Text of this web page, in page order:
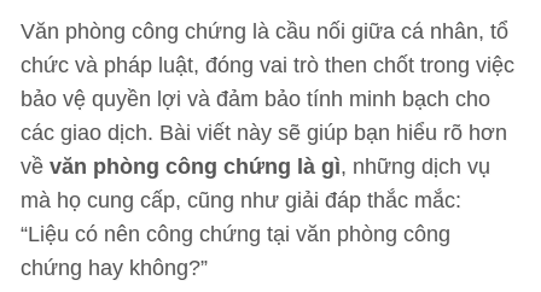
Văn phòng công chứng là cầu nối giữa cá nhân, tổ
chức và pháp luật, đóng vai trò then chốt trong việc
bảo vệ quyền lợi và đảm bảo tính minh bạch cho
các giao dịch. Bài viết này sẽ giúp bạn hiểu rõ hơn
về văn phòng công chứng là gì, những dịch vụ
mà họ cung cấp, cũng như giải đáp thắc mắc:
“Liệu có nên công chứng tại văn phòng công
chứng hay không?”